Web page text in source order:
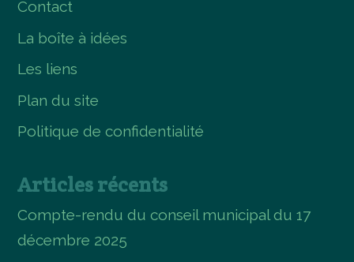
Contact
La boîte à idées
Les liens
Plan du site
Politique de confidentialité
Articles récents
Compte-rendu du conseil municipal du 17
décembre 2025